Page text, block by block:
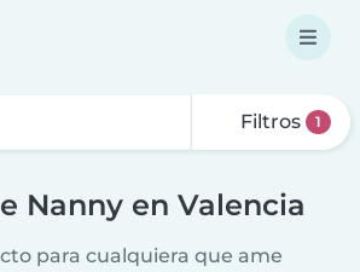
Filtros 1
Nanny en Valencia
para cualquiera que ame